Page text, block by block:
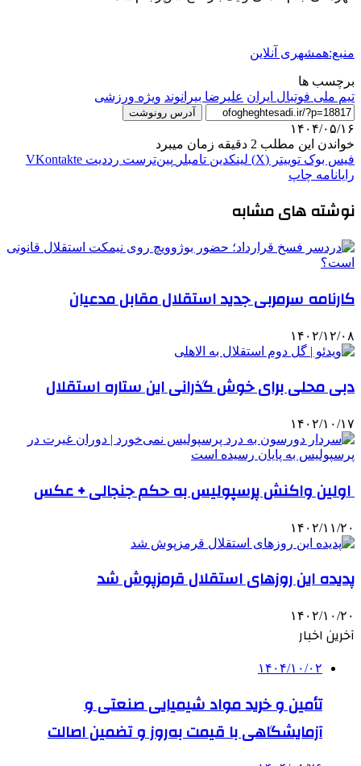
منبع:همشهری آنلاین
برچسب ها
تیم ملی فوتبال ایران عليرضا بيرانوند ویژه ورزشی
آدرس رونوشت
۱۴۰۴/۰۵/۱۶
خواندن این مطلب 2 دقیقه زمان میبرد
فیس بوک توییتر (X) لینکدین ‫تامبلر ‫پین‌ترست ‫رددیت ‫VKontakte
رایانامه چاپ
نوشته های مشابه
کارنامه سرمربی جدید استقلال مقابل مدعیان
۱۴۰۲/۱۲/۰۸
دبی محلی برای خوش گذرانی این ستاره استقلال
۱۴۰۲/۱۰/۱۷
اولین واکنش پرسپولیس به حکم جنجالی + عکس
۱۴۰۲/۱۱/۲۰
پدیده این روزهای استقلال قرمزپوش شد
۱۴۰۲/۱۰/۲۰
آخرین اخبار
۱۴۰۴/۱۰/۰۲
تأمین و خرید مواد شیمیایی صنعتی و
آزمایشگاهی با قیمت به‌روز و تضمین اصالت